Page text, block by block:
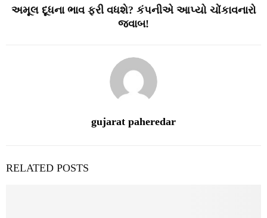
અમૂલ દૂધના ભાવ ફરી વધશે? કંપનીએ આપ્યો ચોંકાવનારો
જવાબ!
gujarat paheredar
RELATED POSTS